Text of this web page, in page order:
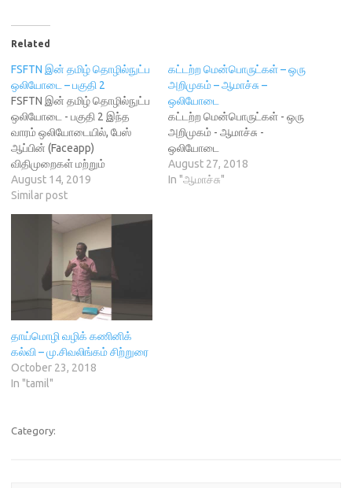
Related
FSFTN இன் தமிழ் தொழில்நுட்ப
ஒலியோடை – பகுதி 2
FSFTN இன் தமிழ் தொழில்நுட்ப
ஒலியோடை - பகுதி 2 இந்த
வாரம் ஒலியோடையில், பேஸ்
ஆப்பின் (Faceapp)
விதிமுறைகள் மற்றும்
நிபந்தனைகள், கே டி இ (KDE)
இல் உள்ள ஒரு பாதுகாப்பு பிழை,
Hack ) என்னும் ஆவணப்படம்,
ஓபன் ஸ்ட்ரீட் மேப்பின் (Open
Street Map) 15 வது பிறந்த
நாள் மற்றும் இந்த வார இலவச
மற்றும்…
August 14, 2019
Similar post
கட்டற்ற மென்பொருட்கள் – ஒரு
அறிமுகம் – ஆமாச்சு –
ஒலியோடை
கட்டற்ற மென்பொருட்கள் - ஒரு
அறிமுகம் - ஆமாச்சு -
ஒலியோடை
August 27, 2018
In "ஆமாச்சு"
தாய்மொழி வழிக் கணினிக்
கல்வி – மு.சிவலிங்கம் சிற்றுரை
October 23, 2018
In "tamil"
Category: